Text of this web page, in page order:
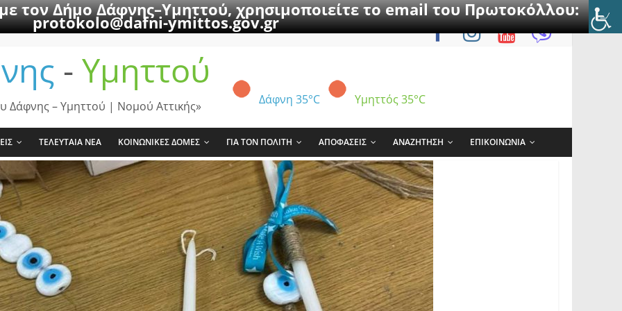
τον Δήμο Δάφνης–Υμηττού, χρησιμοποιείτε το email του Πρωτοκόλλου:
protokolo@dafni-ymittos.gov.gr
- Υμηττού
Δάφνη 35°C Υμηττός 35°C
Δάφνης – Υμηττού | Νομού Αττικής»
ΤΕΛΕΥΤΑΙΑ ΝΕΑ ΚΟΙΝΩΝΙΚΕΣ ΔΟΜΕΣ ΓΙΑ ΤΟΝ ΠΟΛΙΤΗ ΑΠΟΦΑΣΕΙΣ ΑΝΑΖΗΤΗΣΗ ΕΠΙΚΟΙΝΩΝΙΑ